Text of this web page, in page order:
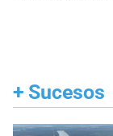
+ Sucesos